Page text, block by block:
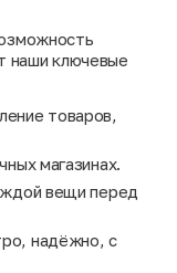
наши ключевые
товаров,
магазинах.
вещи перед
надёжно, с